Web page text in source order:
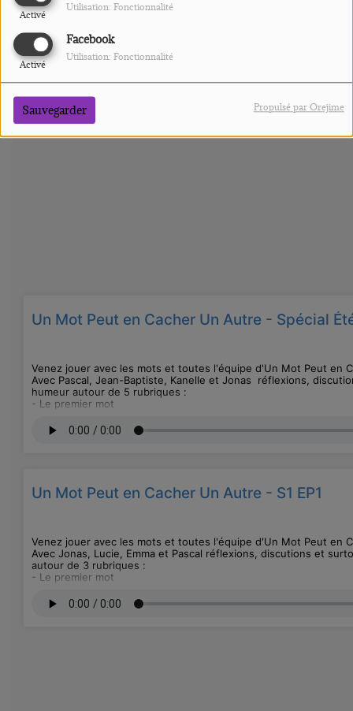
Activé
Utilisation: Fonctionnalité
Facebook
Activé
Utilisation: Fonctionnalité
Sauvegarder Propulsé par Orejime